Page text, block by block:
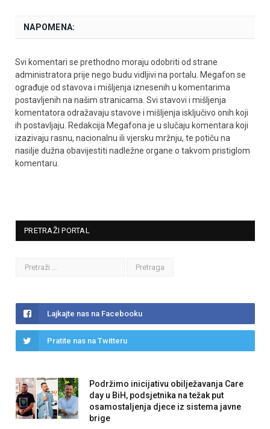
NAPOMENA:
Svi komentari se prethodno moraju odobriti od strane
administratora prije nego budu vidljivi na portalu. Megafon se
ograđuje od stavova i mišljenja iznesenih u komentarima
postavljenih na našim stranicama. Svi stavovi i mišljenja
komentatora odražavaju stavove i mišljenja isključivo onih koji
ih postavljaju. Redakcija Megafona je u slučaju komentara koji
izazivaju rasnu, nacionalnu ili vjersku mržnju, te potiču na
nasilje dužna obavijestiti nadležne organe o takvom pristiglom
komentaru.
PRETRAŽI PORTAL
Lajkajte nas na Facebooku
Pratite nas na Twitteru
Podržimo inicijativu obilježavanja Care
day u BiH, podsjetnika na težak put
osamostaljenja djece iz sistema javne
brige